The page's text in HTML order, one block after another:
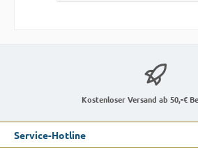
Kostenloser Versand ab 50,-€
Service-Hotline